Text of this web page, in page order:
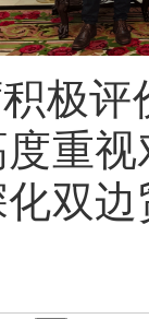
积极评
重
双